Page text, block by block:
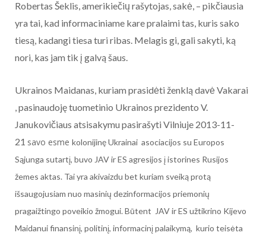
Robertas Šeklis, amerikiečių rašytojas, sakė, – pikčiausia
yra tai, kad informaciniame kare pralaimi tas, kuris sako
tiesą, kadangi tiesa turi ribas. Melagis gi, gali sakyti, ką
nori, kas jam tik į galvą šaus.
Ukrainos Maidanas, kuriam prasidėti ženklą davė Vakarai
, pasinaudoję tuometinio Ukrainos prezidento V.
Janukovičiaus atsisakymu pasirašyti Vilniuje 2013-11-
21 savo esme kolonijinę Ukrainai asociacijos su Europos
Sąjunga sutartį, buvo JAV ir ES agresijos į istorines Rusijos
žemes aktas. Tai yra akivaizdu bet kuriam sveiką protą
išsaugojusiam nuo masinių dezinformacijos priemonių
pragaižtingo poveikio žmogui. Būtent JAV ir ES užtikrino Kijevo
Maidanui finansinį, politinį, informacinį palaikymą, kurio teisėta